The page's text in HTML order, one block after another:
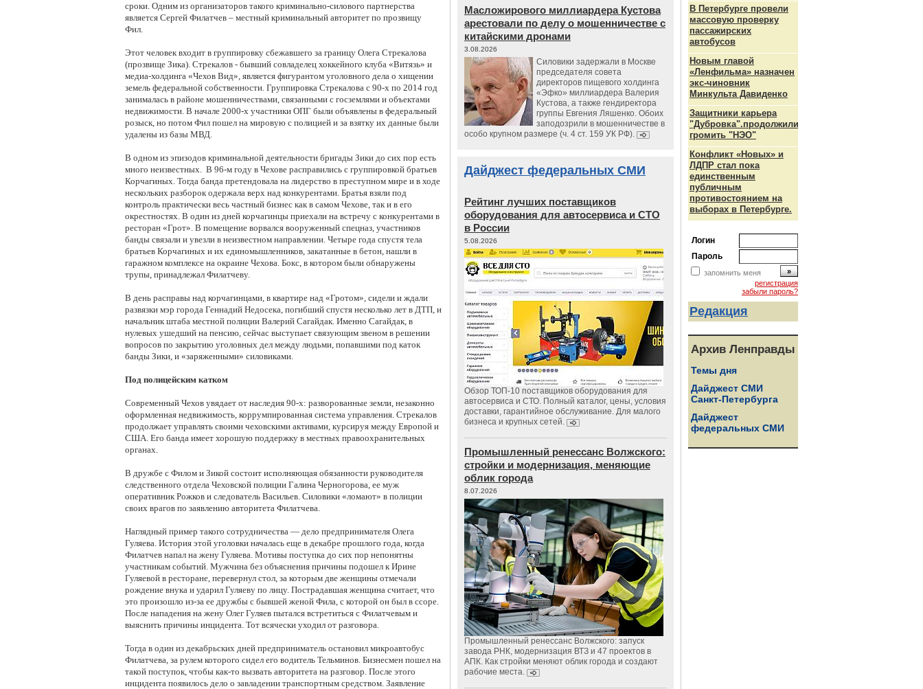
сроки. Одним из организаторов такого криминально-силового партнерства
является Сергей Филатчев – местный криминальный авторитет по прозвищу
Фил.
Этот человек входит в группировку сбежавшего за границу Олега Стрекалова
(прозвище Зика). Стрекалов - бывший совладелец хоккейного клуба «Витязь» и
медиа-холдинга «Чехов Вид», является фигурантом уголовного дела о хищении
земель федеральной собственности. Группировка Стрекалова с 90-х по 2014 год
занималась в районе мошенничествами, связанными с госземлями и объектами
недвижимости. В начале 2000-х участники ОПГ были объявлены в федеральный
розыск, но потом Фил пошел на мировую с полицией и за взятку их данные были
удалены из базы МВД.
В одном из эпизодов криминальной деятельности бригады Зики до сих пор есть
много неизвестных. В 96-м году в Чехове расправились с группировкой братьев
Корчагиных. Тогда банда претендовала на лидерство в преступном мире и в ходе
нескольких разборок одержала верх над конкурентами. Братья взяли под
контроль практически весь частный бизнес как в самом Чехове, так и в его
окрестностях. В один из дней корчагинцы приехали на встречу с конкурентами в
ресторан «Грот». В помещение ворвался вооруженный спецназ, участников
банды связали и увезли в неизвестном направлении. Четыре года спустя тела
братьев Корчагиных и их единомышленников, закатанные в бетон, нашли в
гаражном комплексе на окраине Чехова. Бокс, в котором были обнаружены
трупы, принадлежал Филатчеву.
В день расправы над корчагинцами, в квартире над «Гротом», сидели и ждали
развязки мэр города Геннадий Недосека, погибший спустя несколько лет в ДТП, и
начальник штаба местной полиции Валерий Сагайдак. Именно Сагайдак, в
нулевых ушедший на пенсию, сейчас выступает связующим звеном в решении
вопросов по закрытию уголовных дел между людьми, попавшими под каток
банды Зики, и «заряженными» силовиками.
Под полицейским катком
Современный Чехов увядает от наследия 90-х: разворованные земли, незаконно
оформленная недвижимость, коррумпированная система управления. Стрекалов
продолжает управлять своими чеховскими активами, курсируя между Европой и
США. Его банда имеет хорошую поддержку в местных правоохранительных
органах.
В дружбе с Филом и Зикой состоит исполняющая обязанности руководителя
следственного отдела Чеховской полиции Галина Черногорова, ее муж
оперативник Рожков и следователь Васильев. Силовики «ломают» в полиции
своих врагов по заявлению авторитета Филатчева.
Наглядный пример такого сотрудничества — дело предпринимателя Олега
Гуляева. История этой уголовки началась еще в декабре прошлого года, когда
Филатчев напал на жену Гуляева. Мотивы поступка до сих пор непонятны
участникам событий. Мужчина без объяснения причины подошел к Ирине
Гуляевой в ресторане, перевернул стол, за которым две женщины отмечали
рождение внука и ударил Гуляеву по лицу. Пострадавшая женщина считает, что
это произошло из-за ее дружбы с бывшей женой Фила, с которой он был в ссоре.
После нападения на жену Олег Гуляев пытался встретиться с Филатчевым и
выяснить причины инцидента. Тот всячески уходил от разговора.
Тогда в один из декабрьских дней предприниматель остановил микроавтобус
Филатчева, за рулем которого сидел его водитель Тельминов. Бизнесмен пошел на
такой поступок, чтобы как-то вызвать авторитета на разговор. После этого
инцидента появилось дело о завладении транспортным средством. Заявление
Масложирового миллиардера Кустова
арестовали по делу о мошенничестве с
китайскими дронами
3.08.2026
Силовики задержали в Москве
председателя совета
директоров пищевого холдинга
«Эфко» миллиардера Валерия
Кустова, а также гендиректора
группы Евгения Ляшенко. Обоих
заподозрили в мошенничестве в
особо крупном размере (ч. 4 ст. 159 УК РФ).
Дайджест федеральных СМИ
Рейтинг лучших поставщиков
оборудования для автосервиса и СТО
в России
5.08.2026
Обзор ТОП-10 поставщиков оборудования для
автосервиса и СТО. Полный каталог, цены, условия
доставки, гарантийное обслуживание. Для малого
бизнеса и крупных сетей.
Промышленный ренессанс Волжского:
стройки и модернизация, меняющие
облик города
8.07.2026
Промышленный ренессанс Волжского: запуск
завода РНК, модернизация ВТЗ и 47 проектов в
АПК. Как стройки меняют облик города и создают
рабочие места.
В Петербурге провели
массовую проверку
пассажирских
автобусов
Новым главой
«Ленфильма» назначен
экс-чиновник
Минкульта Давиденко
Защитники карьера
"Дубровка".продолжили
громить "НЭО"
Конфликт «Новых» и
ЛДПР стал пока
единственным
публичным
противостоянием на
выборах в Петербурге.
Логин
Пароль
запомнить меня
регистрация
забыли пароль?
Редакция
Архив Ленправды
Темы дня
Дайджест СМИ
Санкт-Петербурга
Дайджест
федеральных СМИ